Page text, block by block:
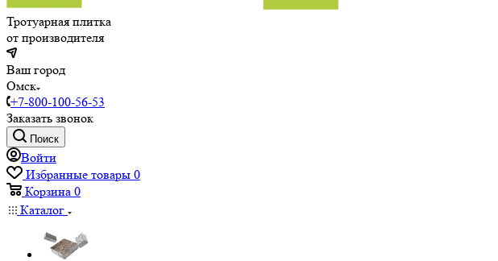
Тротуарная плитка
от производителя
Ваш город
Омск
+7-800-100-56-53
Заказать звонок
Поиск
Войти
Избранные товары 0
Корзина 0
Каталог